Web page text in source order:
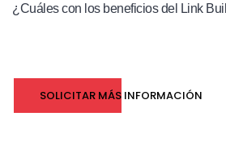
¿Cuáles con los beneficios del Link
SOLICITAR MÁS INFORMACIÓN